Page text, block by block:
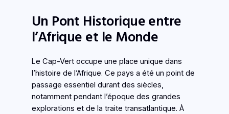
Un Pont Historique entre
l’Afrique et le Monde
Le Cap-Vert occupe une place unique dans
l’histoire de l’Afrique. Ce pays a été un point de
passage essentiel durant des siècles,
notamment pendant l’époque des grandes
explorations et de la traite transatlantique. À